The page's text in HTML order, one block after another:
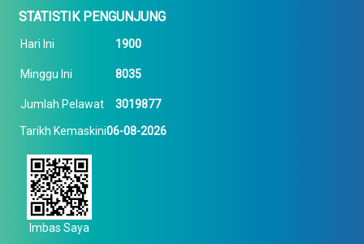
STATISTIK PENGUNJUNG
Hari Ini 1900
Minggu Ini 8035
Jumlah Pelawat 3019877
Tarikh Kemaskini06-08-2026
Imbas Saya